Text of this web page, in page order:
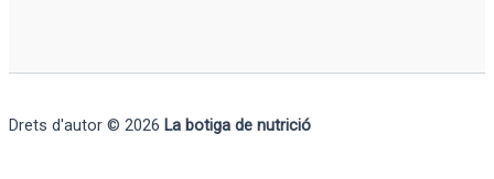
Drets d'autor © 2026 La botiga de nutrició